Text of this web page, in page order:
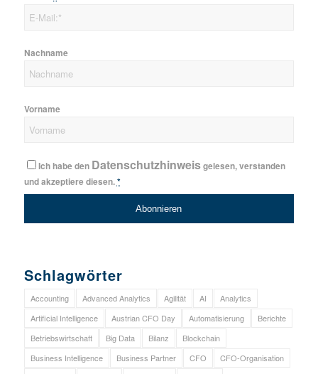
Nachname
Vorname
Ich habe den Datenschutzhinweisgelesen, verstanden
und akzeptiere diesen.*
Schlagwörter
Accounting Advanced Analytics Agilität AI
Analytics
Artificial Intelligence
Austrian CFO Day Automatisierung
Berichte
Betriebswirtschaft
Big Data Bilanz
Blockchain
Business Intelligence
Business Partner CFO
CFO-Organisation